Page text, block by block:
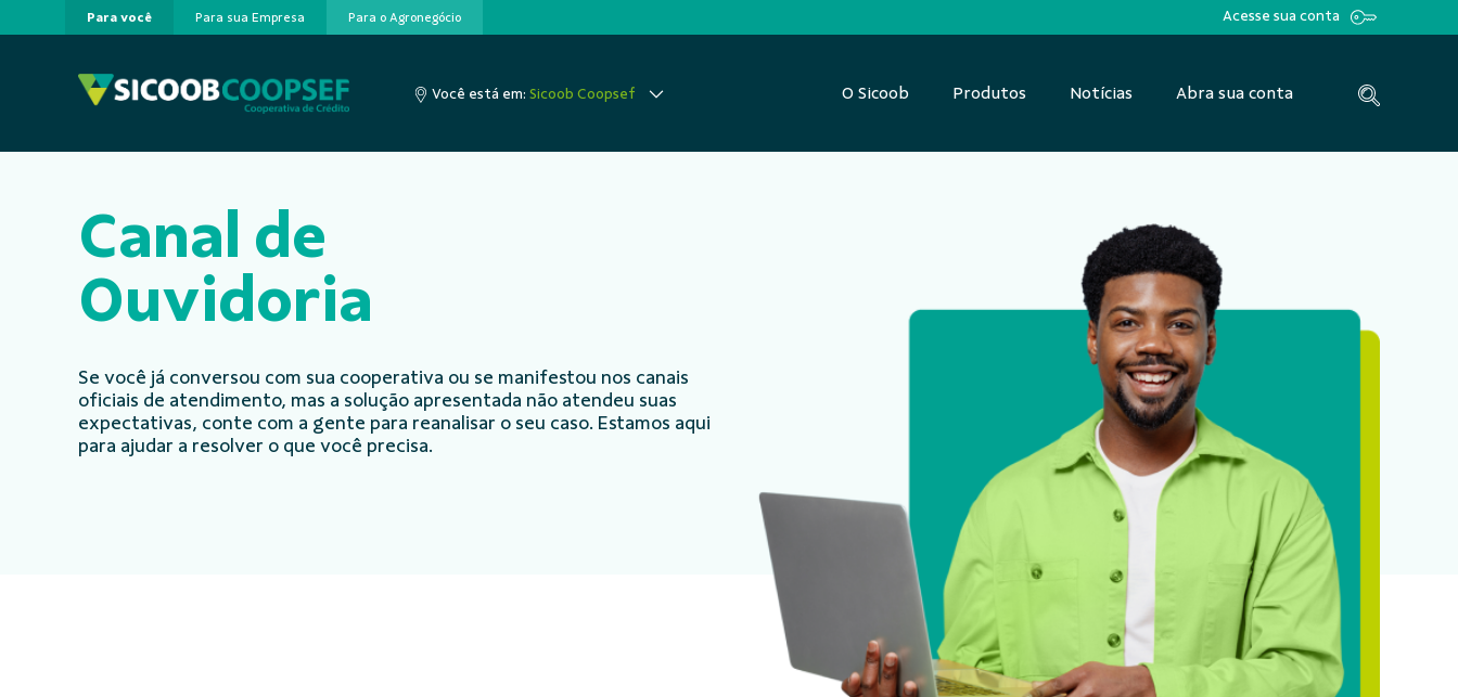
Pular para o Conteúdo principal
Para você Para sua Empresa Para o Agronegócio Acesse sua conta
Você está em: Sicoob Coopsef O Sicoob Produtos Notícias Abra sua conta
Canal de
Ouvidoria
Se você já conversou com sua cooperativa ou se manifestou nos canais
oficiais de atendimento, mas a solução apresentada não atendeu suas
expectativas, conte com a gente para reanalisar o seu caso. Estamos aqui
para ajudar a resolver o que você precisa.